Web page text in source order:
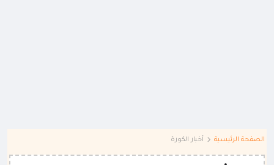
الصفحة الرئيسية أخبار الكورة